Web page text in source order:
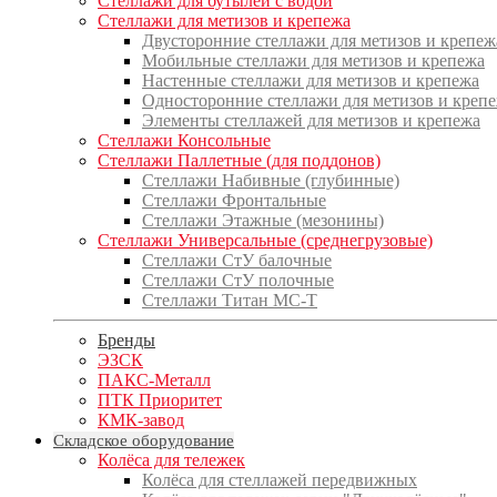
Стеллажи для метизов и крепежа
Двусторонние стеллажи для метизов и
Мобильные стеллажи для метизов и крепежа
Настенные стеллажи для метизов и крепежа
Односторонние стеллажи для метизов и
Элементы стеллажей для метизов и крепежа
Стеллажи Консольные
Стеллажи Паллетные (для поддонов)
Стеллажи Набивные (глубинные)
Стеллажи Фронтальные
Стеллажи Этажные (мезонины)
Стеллажи Универсальные (среднегрузовые)
Стеллажи СтУ балочные
Стеллажи СтУ полочные
Стеллажи Титан МС-Т
Бренды
ЭЗСК
ПАКС-Металл
ПТК Приоритет
КМК-завод
Складское оборудование
Колёса для тележек
Колёса для стеллажей передвижных